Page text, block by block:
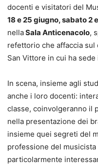
docenti e visitatori del
18 e 25 giugno, sabato 2
nellaSala Anticenacolo,
refettorio che affaccia sul
San Vittore in cui ha sede
In scena, insieme agli
anche i loro docenti:
classe, coinvolgeranno il
nella presentazione dei
insieme quei segreti del
professione del
particolarmente